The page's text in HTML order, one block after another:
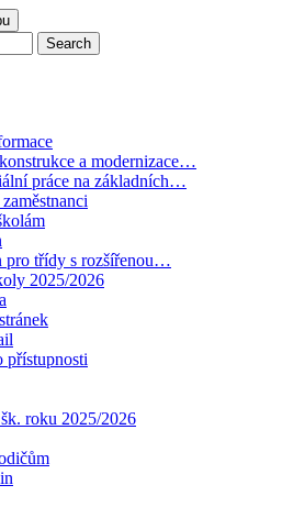
a modernizace…
práce na základních…
pro třídy s rozšířenou…
2025/2026
přístupnosti
roku 2025/2026